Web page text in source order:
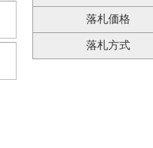
落札価格
落札方式